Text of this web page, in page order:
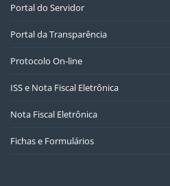
Portal do Servidor
Portal da Transparência
Protocolo On-line
ISS e Nota Fiscal Eletrônica
Nota Fiscal Eletrônica
Fichas e Formulários